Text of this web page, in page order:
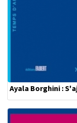
Ayala Borghini :